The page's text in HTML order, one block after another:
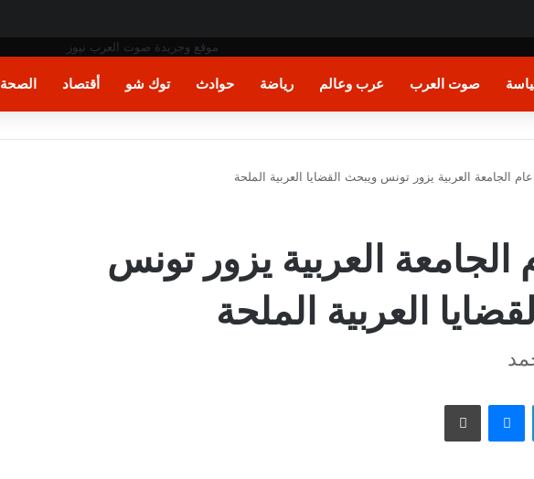
بينهم مصريون وسودانيون
صوت العرب عرب وعالم رياضة حوادث توك شو أقتصاد الصحة
الجامعة العربية يزور تونس ويبحث القضايا العربية الملحة
الجامعة العربية يزور تونس
العربية الملحة
لينكدإن ماسنجر طباعة